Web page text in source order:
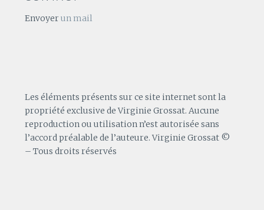
Envoyerun mail
Les éléments présents sur ce site internet sont la
propriété exclusive de Virginie Grossat. Aucune
reproduction ou utilisation n’est autorisée sans
l’accord préalable de l’auteure. Virginie Grossat ©
– Tous droits réservés